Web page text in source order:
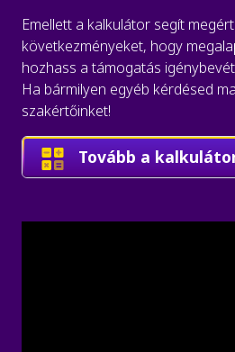
Emellett a kalkulátor segít
következményeket, hogy
hozhass a támogatás
Ha bármilyen egyéb kérdésed
szakértőinket!
Tovább a